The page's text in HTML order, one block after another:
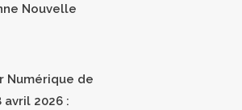
Nouvelle
Numérique de
avril 2026 :